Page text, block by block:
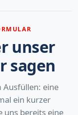
unser
sagen
Ausfüllen: eine
ein kurzer
bereits eine